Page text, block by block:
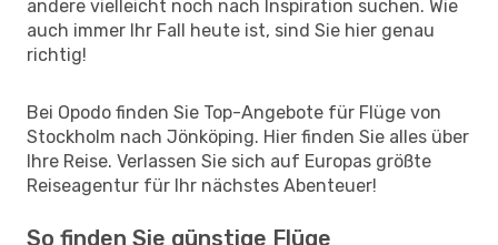
andere vielleicht noch nach Inspiration suchen. Wie
auch immer Ihr Fall heute ist, sind Sie hier genau
richtig!
Bei Opodo finden Sie Top-Angebote für Flüge von
Stockholm nach Jönköping. Hier finden Sie alles über
Ihre Reise. Verlassen Sie sich auf Europas größte
Reiseagentur für Ihr nächstes Abenteuer!
So finden Sie günstige Flüge